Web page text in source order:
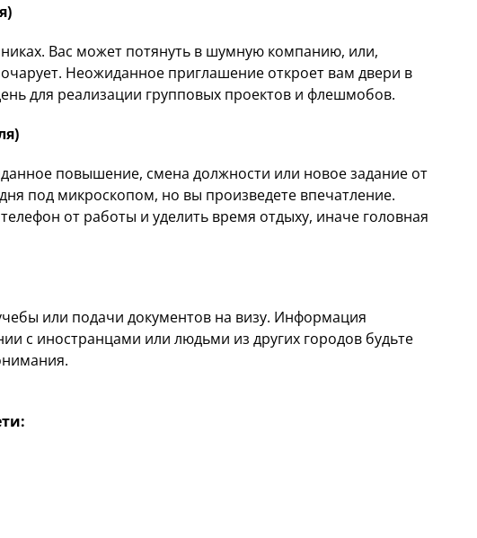
Вас может потянуть в шумную компанию, или,
Неожиданное приглашение откроет вам двери в
для реализации групповых проектов и флешмобов.
повышение, смена должности или новое задание от
под микроскопом, но вы произведете впечатление.
от работы и уделить время отдыху, иначе головная
или подачи документов на визу. Информация
с иностранцами или людьми из других городов будьте